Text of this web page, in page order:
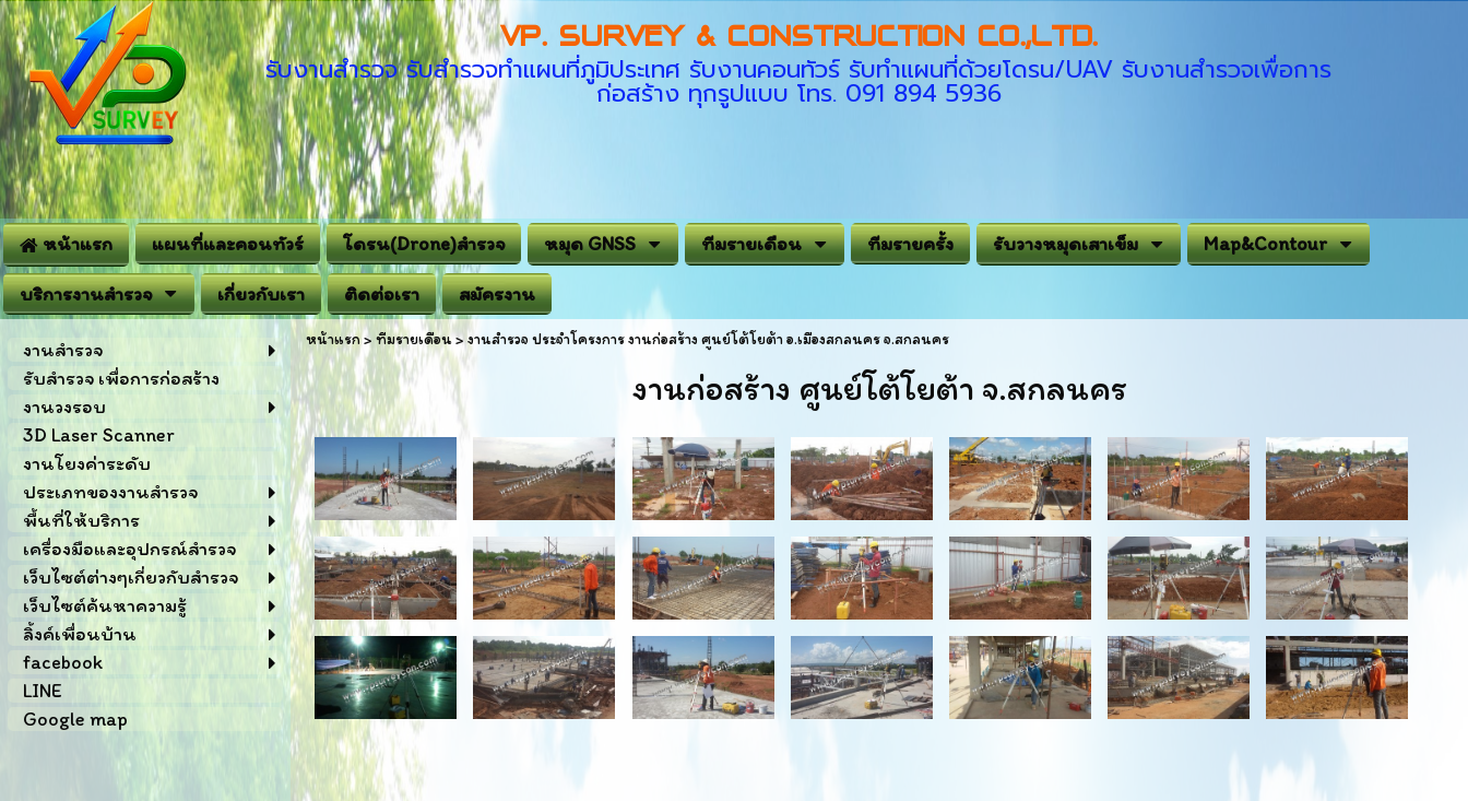
VP. SURVEY & CONSTRUCTION CO.,LTD.
รับงานสำรวจ รับสำรวจทำแผนที่ภูมิประเทศ รับงานคอนทัวร์ รับทำแผนที่ด้วยโดรน/UAV รับงานสำรวจเพื่อการ
ก่อสร้าง ทุกรูปแบบ โทร. 091 894 5936
หน้าแรก แผนที่และคอนทัวร์ โดรน(Drone)สำรวจ หมุด GNSS ทีมรายเดือน ทีมรายครั้ง รับวางหมุดเสาเข็ม Map&Contour
บริการงานสำรวจ เกี่ยวกับเรา ติดต่อเรา สมัครงาน
งานสำรวจ
รับสำรวจ เพื่อการก่อสร้าง
งานวงรอบ
3D Laser Scanner
งานโยงค่าระดับ
ประเภทของงานสำรวจ
พื้นที่ให้บริการ
เครื่องมือและอุปกรณ์สำรวจ
เว็บไซต์ต่างๆเกี่ยวกับสำรวจ
เว็บไซต์ค้นหาความรู้
ลิ้งค์เพื่อนบ้าน
facebook
LINE
Google map
หน้าแรก> ทีมรายเดือน>งานสำรวจ ประจำโครงการ งานก่อสร้าง ศูนย์โต้โยต้า อ.เมืองสกลนคร จ.สกลนคร
งานก่อสร้าง ศูนย์โต้โยต้า จ.สกลนคร